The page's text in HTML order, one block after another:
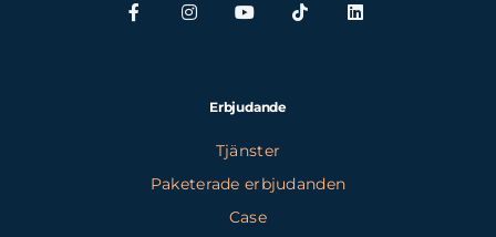
Erbjudande
Tjänster
Paketerade erbjudanden
Case